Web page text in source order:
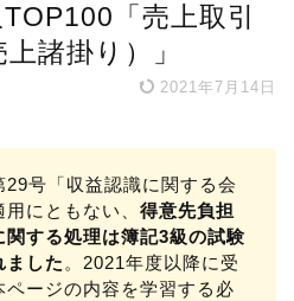
「売上取引
諸掛り）」
2021年7月14日
29号「収益認識に関する会
にともない、 得意先負担
関する処理は簿記3級の試験
ました 。2021年度以降に受
ページの内容を学習する必